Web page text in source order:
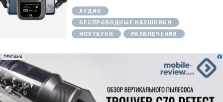
АУДИО
БЕСПРОВОДНЫЕ НАУШНИКИ
НОУТБУКИ
РАЗВЛЕЧЕНИЯ
erid: 2VfnxxmNzs5
РЕКЛАМА